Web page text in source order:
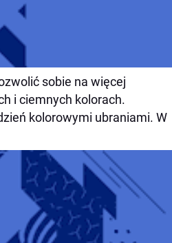
sobie na więcej
i ciemnych kolorach.
kolorowymi ubraniami. W